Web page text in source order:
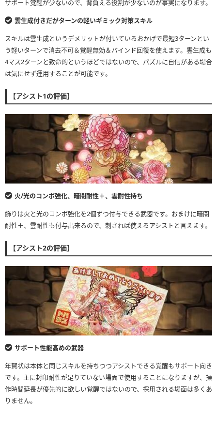
サポート覚醒が少ないので、背負える役割が少ないのが事実になります。
雲生成付きだがターンの軽いギミック対策スキル
スキルは雲生成というデメリットが付いているおかげで最短3ターンとい
う軽いターンで消去不可＆覚醒無効＆バインド回復を使えます。雲生成も
4マス2ターンと致命的というほどではないので、パズルに自信がある場合
は気にせず運用することが可能です。
【アシスト1の評価】
火/光のコンボ強化、暗闇耐性＋、雲耐性持ち
飾りは火と光のコンボ強化を2個ずつ付与できる武器です。おまけに暗闇
耐性＋、雲耐性も付与出来るので、刺されば使えるアシストと言えます。
【アシスト2の評価】
サポート性能高めの武器
年賀状は本体と同じスキルを持ちつつアシストできる覚醒もサポート向き
です。主に封印耐性が足りていない場面で使用することになりますが、操
作時間延長が優先的に欲しい覚醒ではないので、採用される場面は多くあ
りません。